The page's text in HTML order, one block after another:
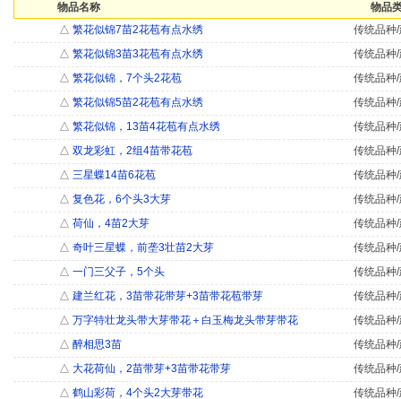
物品名称
物品
△ 繁花似锦7苗2花苞有点水绣
传统品种
△ 繁花似锦3苗3花苞有点水绣
传统品种
△ 繁花似锦，7个头2花苞
传统品种
△ 繁花似锦5苗2花苞有点水绣
传统品种
△ 繁花似锦，13苗4花苞有点水绣
传统品种
△ 双龙彩虹，2组4苗带花苞
传统品种
△ 三星蝶14苗6花苞
传统品种
△ 复色花，6个头3大芽
传统品种
△ 荷仙，4苗2大芽
传统品种
△ 奇叶三星蝶，前垄3壮苗2大芽
传统品种
△ 一门三父子，5个头
传统品种
△ 建兰红花，3苗带花带芽+3苗带花苞带芽
传统品种
△ 万字特壮龙头带大芽带花＋白玉梅龙头带芽带花
传统品种
△ 醉相思3苗
传统品种
△ 大花荷仙，2苗带芽+3苗带花带芽
传统品种
△ 鹤山彩荷，4个头2大芽带花
传统品种